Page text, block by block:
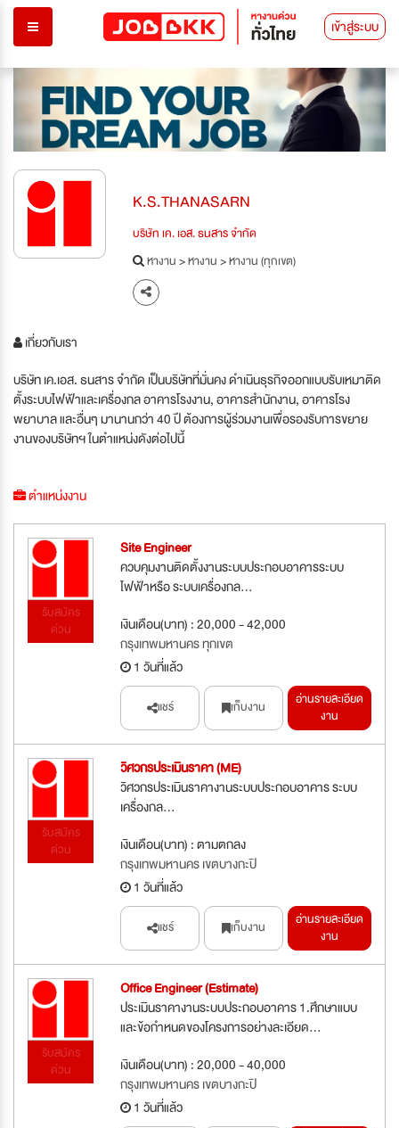
เข้าสู่ระบบ
K.S.THANASARN
บริษัท เค. เอส. ธนสาร จำกัด
หางาน>หางาน>หางาน (ทุกเขต)
เกี่ยวกับเรา
บริษัท เค.เอส. ธนสาร จำกัด เป็นบริษัทที่มั่นคง ดำเนินธุรกิจออกแบบรับเหมาติด
ตั้งระบบไฟฟ้าและเครื่องกล อาคารโรงงาน, อาคารสำนักงาน, อาคารโรง
พยาบาล และอื่นๆ มานานกว่า 40 ปี ต้องการผู้ร่วมงานเพื่อรองรับการขยาย
งานของบริษัทฯ ในตำแหน่งดังต่อไปนี้
ตำแหน่งงาน
รับสมัคร
ด่วน
Site Engineer
ควบคุมงานติดตั้งงานระบบประกอบอาคารระบบ
ไฟฟ้าหรือ ระบบเครื่องกล...
เงินเดือน(บาท) : 20,000 - 42,000
กรุงเทพมหานคร ทุกเขต
1 วันที่แล้ว
แชร์ เก็บงาน
อ่านรายละเอียด
งาน
รับสมัคร
ด่วน
วิศวกรประเมินราคา (ME)
วิศวกรประเมินราคางานระบบประกอบอาคาร ระบบ
เครื่องกล...
เงินเดือน(บาท) : ตามตกลง
กรุงเทพมหานคร เขตบางกะปิ
1 วันที่แล้ว
แชร์ เก็บงาน
อ่านรายละเอียด
งาน
รับสมัคร
ด่วน
Office Engineer (Estimate)
ประเมินราคางานระบบประกอบอาคาร 1.ศึกษาแบบ
และข้อกำหนดของโครงการอย่างละเอียด...
เงินเดือน(บาท) : 20,000 - 40,000
กรุงเทพมหานคร เขตบางกะปิ
1 วันที่แล้ว